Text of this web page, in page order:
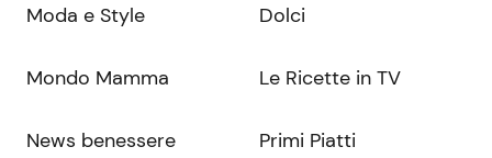
Moda e Style
Mondo Mamma
News benessere
Dolci
Le Ricette in TV
Primi Piatti